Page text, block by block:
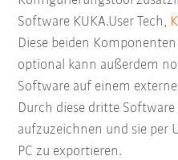
Software KUKA.User Tech,
Diese beiden
optional kann außerdem
Software auf einem
Durch diese dritte
aufzuzeichnen und sie per
PC zu exportieren.